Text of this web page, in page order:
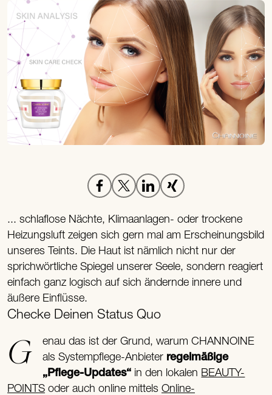
... schlaflose Nächte, Klimaanlagen- oder trockene
Heizungsluft zeigen sich gern mal am Erscheinungsbild
unseres Teints. Die Haut ist nämlich nicht nur der
sprichwörtliche Spiegel unserer Seele, sondern reagiert
einfach ganz logisch auf sich ändernde innere und
äußere Einflüsse.
Checke Deinen Status Quo
Genau das ist der Grund, warum CHANNOINE als Systempflege-Anbieter regelmäßige
„Pflege-Updates“ in den lokalen BEAUTY-
POINTS oder auch online mittelsOnline-